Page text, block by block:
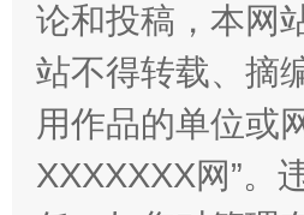
如何以同查同治破解风腐交
论和投稿，本网
站不得转载、摘
用作品的单位或
XXXXXXX网”。